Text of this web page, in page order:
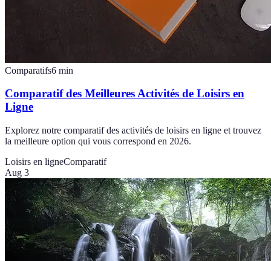
Comparatifs6 min
Comparatif des Meilleures Activités de Loisirs en
Ligne
Explorez notre comparatif des activités de loisirs en ligne et trouvez
la meilleure option qui vous correspond en 2026.
Loisirs en ligneComparatif
Aug 3